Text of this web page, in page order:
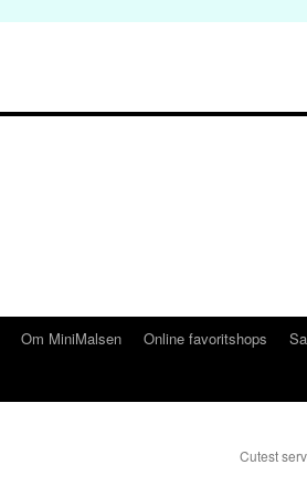
Om MiniMalsen Online favoritshops
Cutest